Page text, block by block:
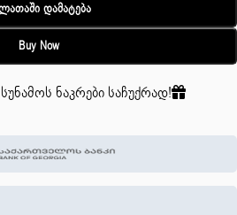
Დამატება
Buy Now
ნაკრები საჩუქრად!